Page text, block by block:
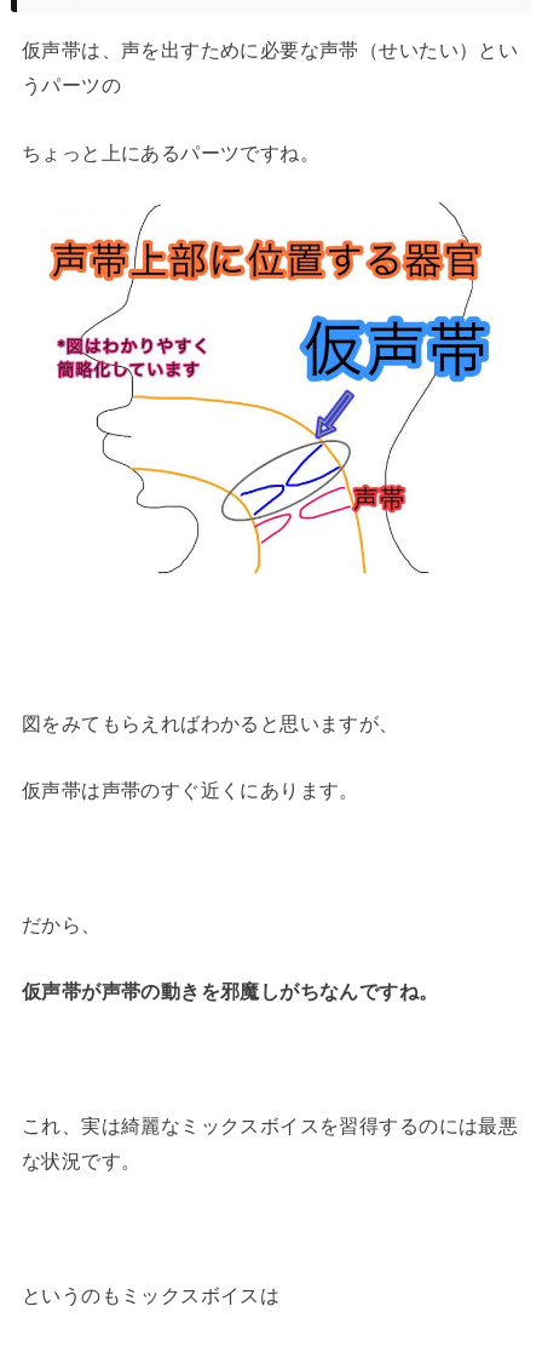
仮声帯は、声を出すために必要な声帯（せいたい）とい
うパーツの
ちょっと上にあるパーツですね。
図をみてもらえればわかると思いますが、
仮声帯は声帯のすぐ近くにあります。
だから、
仮声帯が声帯の動きを邪魔しがちなんですね。
これ、実は綺麗なミックスボイスを習得するのには最悪
な状況です。
というのもミックスボイスは